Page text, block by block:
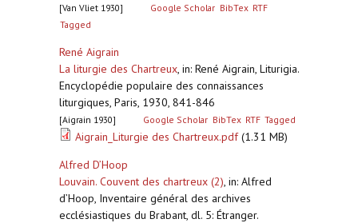
[Van Vliet 1930] Google Scholar BibTex RTF
Tagged
René Aigrain
La liturgie des Chartreux, in: René Aigrain, Liturigia.
Encyclopédie populaire des connaissances
liturgiques, Paris, 1930, 841-846
[Aigrain 1930] Google Scholar BibTex RTF Tagged
Aigrain_Liturgie des Chartreux.pdf(1.31 MB)
Alfred D’Hoop
Louvain. Couvent des chartreux (2), in: Alfred
d’Hoop, Inventaire général des archives
ecclésiastiques du Brabant, dl. 5: Étranger.